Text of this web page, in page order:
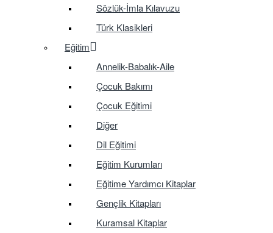
Sözlük-İmla Kılavuzu
Türk Klasikleri
Eğitim
Annelik-Babalık-Aile
Çocuk Bakımı
Çocuk Eğitimi
Diğer
Dil Eğitimi
Eğitim Kurumları
Eğitime Yardımcı Kitaplar
Gençlik Kitapları
Kuramsal Kitaplar